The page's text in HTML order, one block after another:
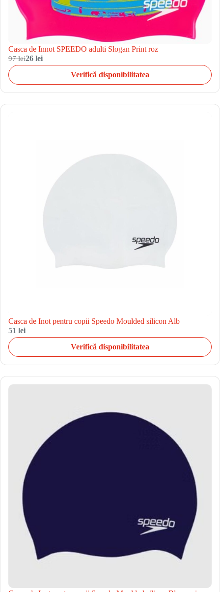
Casca de Innot SPEEDO adulti Slogan Print roz
97 lei26 lei
Verifică disponibilitatea
Casca de Inot pentru copii Speedo Moulded silicon Alb
51 lei
Verifică disponibilitatea